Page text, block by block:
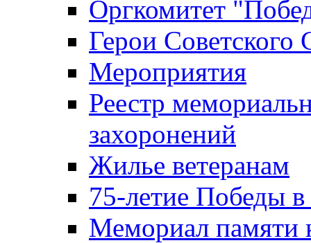
Оргкомитет
Герои Советского
Мероприятия
Реестр
захоронений
Жилье ветеранам
75-летие Победы
Мемориал памяти